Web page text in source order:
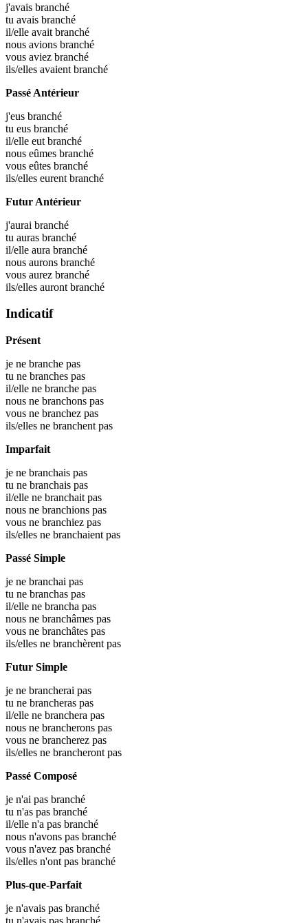
j'avais branché
tu avais branché
il/elle avait branché
nous avions branché
vous aviez branché
ils/elles avaient branché
Passé Antérieur
j'eus branché
tu eus branché
il/elle eut branché
nous eûmes branché
vous eûtes branché
ils/elles eurent branché
Futur Antérieur
j'aurai branché
tu auras branché
il/elle aura branché
nous aurons branché
vous aurez branché
ils/elles auront branché
Indicatif
Présent
je ne branche pas
tu ne branches pas
il/elle ne branche pas
nous ne branchons pas
vous ne branchez pas
ils/elles ne branchent pas
Imparfait
je ne branchais pas
tu ne branchais pas
il/elle ne branchait pas
nous ne branchions pas
vous ne branchiez pas
ils/elles ne branchaient pas
Passé Simple
je ne branchai pas
tu ne branchas pas
il/elle ne brancha pas
nous ne branchâmes pas
vous ne branchâtes pas
ils/elles ne branchèrent pas
Futur Simple
je ne brancherai pas
tu ne brancheras pas
il/elle ne branchera pas
nous ne brancherons pas
vous ne brancherez pas
ils/elles ne brancheront pas
Passé Composé
je n'ai pas branché
tu n'as pas branché
il/elle n'a pas branché
nous n'avons pas branché
vous n'avez pas branché
ils/elles n'ont pas branché
Plus-que-Parfait
je n'avais pas branché
tu n'avais pas branché